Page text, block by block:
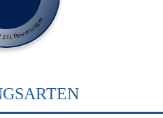
Bewertungen